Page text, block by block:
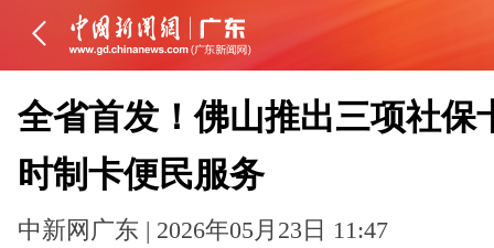
全省首发！佛山推出三项社保
时制卡便民服务
中新网广东 | 2026年05月23日 11:47